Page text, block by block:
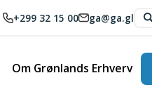
+299 32 15 00 ga@ga.gl
Om Grønlands Erhverv